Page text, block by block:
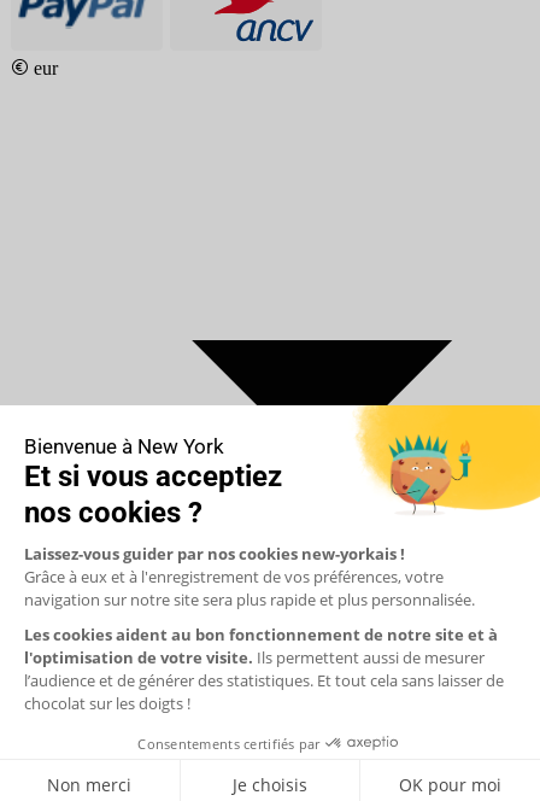
eur
€ Euro
$ Dollar US
$ Dollar Canadien
₣ Franc Suisse
£ Livre sterling